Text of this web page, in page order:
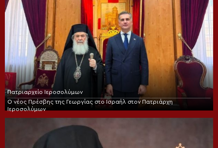
Πατριαρχείο Ιεροσολύμων
Ο νέος Πρέσβης της Γεωργίας στο Ισραήλ στον Πατριάρχη
Ιεροσολύμων